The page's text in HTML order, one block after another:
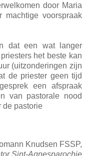
door Maria
voorspraak
dat een wat langer
het beste kan
(uitzonderingen zijn
de priester geen tijd
een afspraak
van pastorale nood
de pastorie
Knudsen FSSP,
Sint-Agnesparochie